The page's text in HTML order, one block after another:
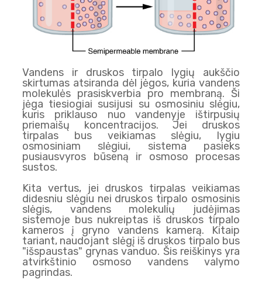
Vandens ir druskos tirpalo lygių aukščio
skirtumas atsiranda dėl jėgos, kuria vandens
molekulės prasiskverbia pro membraną. Ši
jėga tiesiogiai susijusi su osmosiniu slėgiu,
kuris priklauso nuo vandenyje ištirpusių
priemaišų koncentracijos. Jei druskos
tirpalas bus veikiamas slėgiu, lygiu
osmosiniam slėgiui, sistema pasieks
pusiausvyros būseną ir osmoso procesas
sustos.
Kita vertus, jei druskos tirpalas veikiamas
didesniu slėgiu nei druskos tirpalo osmosinis
slėgis, vandens molekulių judėjimas
sistemoje bus nukreiptas iš druskos tirpalo
kameros į gryno vandens kamerą. Kitaip
tariant, naudojant slėgį iš druskos tirpalo bus
"išspaustas" grynas vanduo. Šis reiškinys yra
atvirkštinio osmoso vandens valymo
pagrindas.